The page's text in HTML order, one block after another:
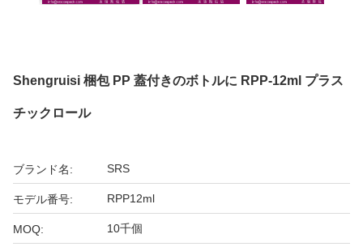
Shengruisi 梱包 PP 蓋付きのボトルに RPP-12ml プラス
チックロール
ブランド名: SRS
モデル番号: RPP12ml
MOQ: 10千個